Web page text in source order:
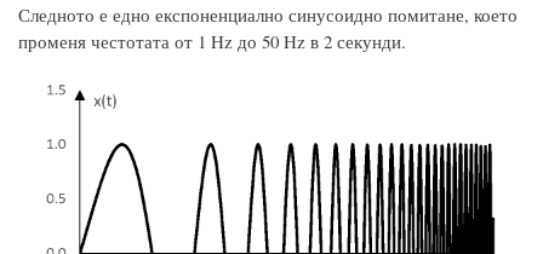
Следното е едно експоненциално синусоидно помитане, което
променя честотата от 1 Hz до 50 Hz в 2 секунди.